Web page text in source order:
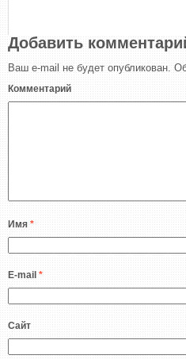
Добавить
Ваш e-mail не будет опубликован.
Комментарий
Имя *
E-mail *
Сайт